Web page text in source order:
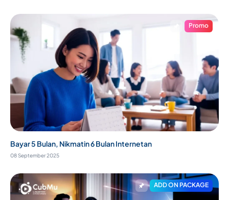
Promo
Bayar 5 Bulan, Nikmatin 6 Bulan Internetan
08 September 2025
ADD ON PACKAGE